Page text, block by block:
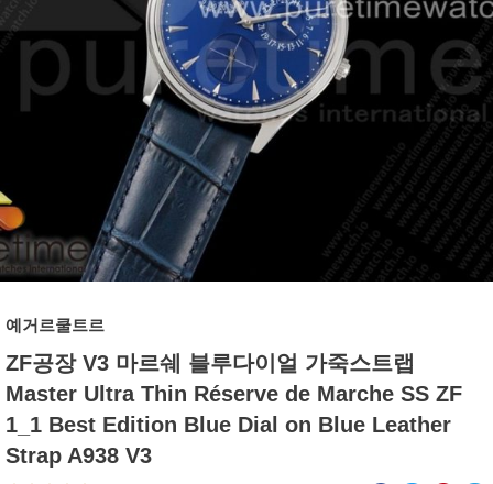
예거르쿨트르
ZF공장 V3 마르쉐 블루다이얼 가죽스트랩
Master Ultra Thin Réserve de Marche SS ZF
1_1 Best Edition Blue Dial on Blue Leather
Strap A938 V3